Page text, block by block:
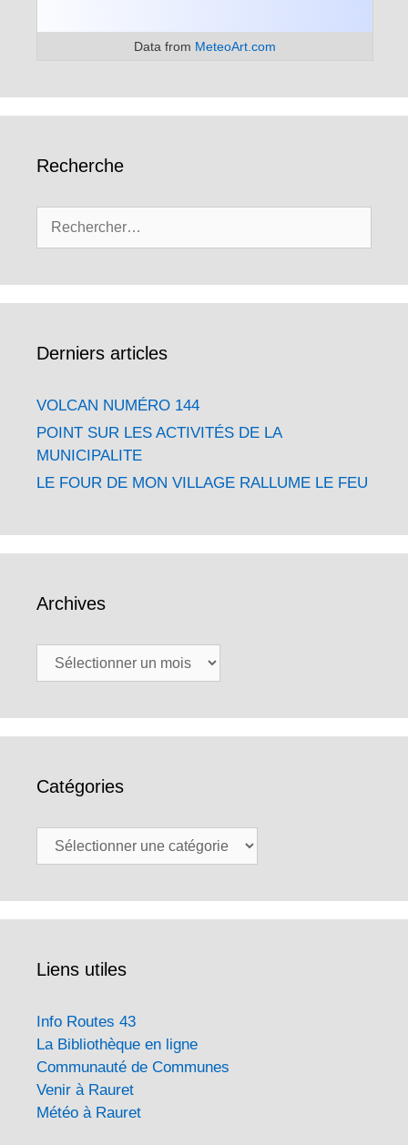
Data from MeteoArt.com
Recherche
Derniers articles
VOLCAN NUMÉRO 144
POINT SUR LES ACTIVITÉS DE LA
MUNICIPALITE
LE FOUR DE MON VILLAGE RALLUME LE FEU
Archives
Archives
Catégories
Catégories
Liens utiles
Info Routes 43
La Bibliothèque en ligne
Communauté de Communes
Venir à Rauret
Météo à Rauret